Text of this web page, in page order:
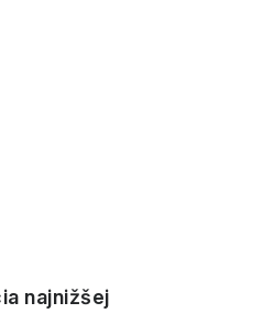
najnižšej